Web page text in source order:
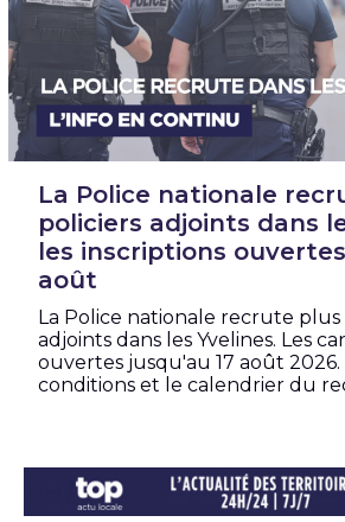
La Police nationale
policiers adjoints dans
les inscriptions ouvertes
août
La Police nationale recrute plus
adjoints dans les Yvelines. Les
ouvertes jusqu'au 17 août
conditions et le calendrier du